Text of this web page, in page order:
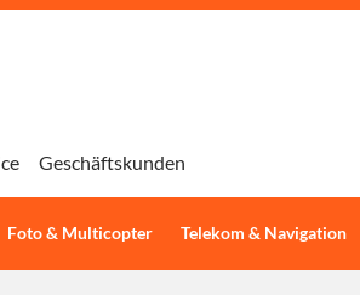
Foto & Multicopter Telekom & Navigation
Geschäftskunden